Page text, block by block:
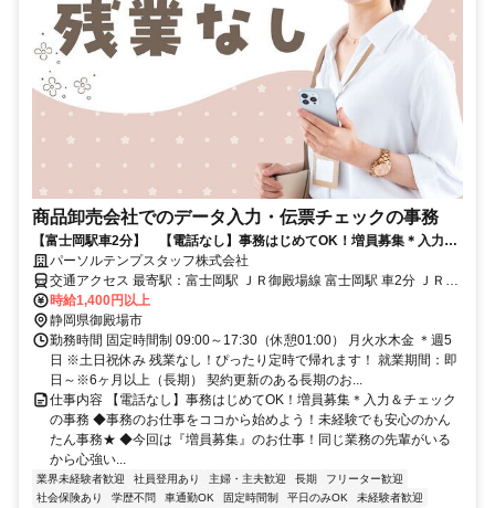
商品卸売会社でのデータ入力・伝票チェックの事務
【富士岡駅車2分】 【電話なし】事務はじめてOK！増員募集＊入力＆
チェックの事務
パーソルテンプスタッフ株式会社
交通アクセス 最寄駅：富士岡駅 ＪＲ御殿場線 富士岡駅 車2分 ＪＲ御
時給1,400円以上
静岡県御殿場市
勤務時間 固定時間制 09:00～17:30（休憩01:00） 月火水木金 ＊週5
日 ※土日祝休み 残業なし！ぴったり定時で帰れます！ 就業期間：即
日～※6ヶ月以上（長期） 契約更新のある長期のお...
仕事内容 【電話なし】事務はじめてOK！増員募集＊入力＆チェック
の事務 ◆事務のお仕事をココから始めよう！未経験でも安心のかん
たん事務★ ◆今回は『増員募集』のお仕事！同じ業務の先輩がいる
から心強い...
業界未経験者歓迎 社員登用あり 主婦・主夫歓迎 長期
フリーター歓迎
社会保険あり
学歴不問 車通勤OK 固定時間制 平日のみOK
未経験者歓迎